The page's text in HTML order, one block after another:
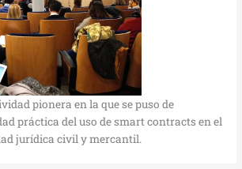
pionera en la que se puso de
práctica del uso de smart contracts en el
jurídica civil y mercantil.